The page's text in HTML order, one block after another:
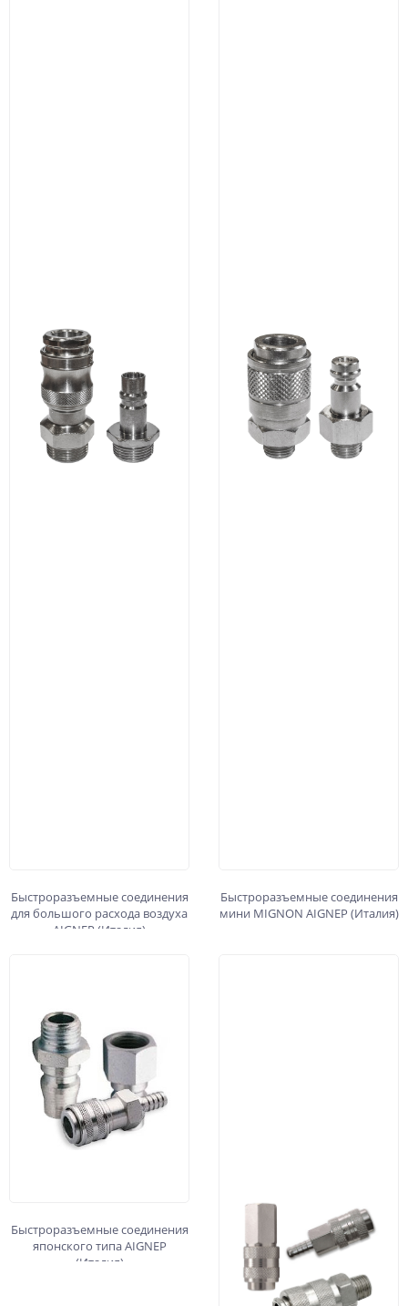
Быстроразъемные соединения
для большого расхода воздуха
AIGNEP (Италия)
Быстроразъемные соединения
мини MIGNON AIGNEP (Италия)
Быстроразъемные соединения
японского типа AIGNEP
(Италия)